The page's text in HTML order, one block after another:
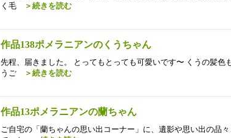
く毛 ＞続きを読む
作品138ポメラニアンのくうちゃん
先程、届きました。 とってもとっても可愛いです〜 くうの髪色
うご ＞続きを読む
作品13ポメラニアンの蘭ちゃん
ご自宅の「蘭ちゃんの思い出コーナー」に、遺影や思い出の品